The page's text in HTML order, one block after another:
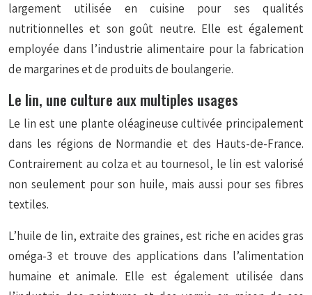
largement utilisée en cuisine pour ses qualités
nutritionnelles et son goût neutre. Elle est également
employée dans l’industrie alimentaire pour la fabrication
de margarines et de produits de boulangerie.
Le lin, une culture aux multiples usages
Le lin est une plante oléagineuse cultivée principalement
dans les régions de Normandie et des Hauts-de-France.
Contrairement au colza et au tournesol, le lin est valorisé
non seulement pour son huile, mais aussi pour ses fibres
textiles.
L’huile de lin, extraite des graines, est riche en acides gras
oméga-3 et trouve des applications dans l’alimentation
humaine et animale. Elle est également utilisée dans